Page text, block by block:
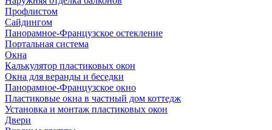
Профлистом
Сайдингом
Панорамное-Французское остекление
Портальная система
Окна
Калькулятор пластиковых окон
Окна для веранды и беседки
Панорамное-Французское окно
Пластиковые окна в частный дом коттедж
Установка и монтаж пластиковых окон
Двери